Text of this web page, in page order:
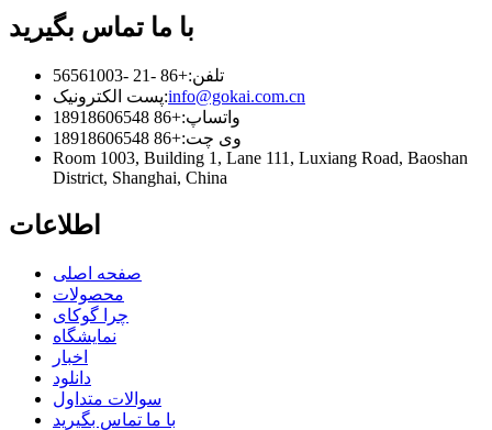
با ما تماس بگیرید
تلفن:+86 -21 -56561003
پست الکترونیک:info@gokai.com.cn
واتساپ:+86 18918606548
وی چت:+86 18918606548
Room 1003, Building 1, Lane 111, Luxiang Road, Baoshan
District, Shanghai, China
اطلاعات
صفحه اصلی
محصولات
چرا گوکای
نمایشگاه
اخبار
دانلود
سوالات متداول
با ما تماس بگیرید